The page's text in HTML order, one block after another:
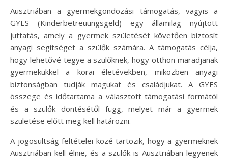
Ausztriában a gyermekgondozási támogatás, vagyis a
GYES (Kinderbetreuungsgeld) egy államilag nyújtott
juttatás, amely a gyermek születését követően biztosít
anyagi segítséget a szülők számára. A támogatás célja,
hogy lehetővé tegye a szülőknek, hogy otthon maradjanak
gyermekükkel a korai életévekben, miközben anyagi
biztonságban tudják magukat és családjukat. A GYES
összege és időtartama a választott támogatási formától
és a szülők döntésétől függ, melyet már a gyermek
születése előtt meg kell határozni.
A jogosultság feltételei közé tartozik, hogy a gyermeknek
Ausztriában kell élnie, és a szülők is Ausztriában legyenek